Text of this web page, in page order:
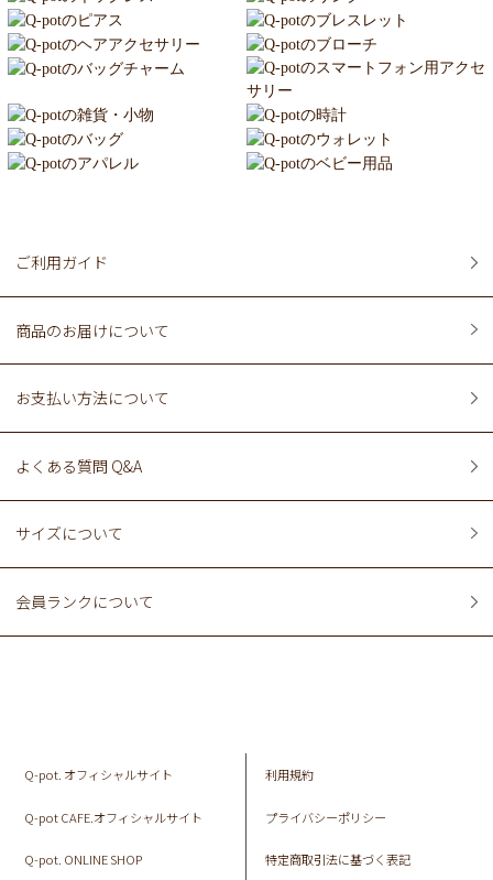
ご利用ガイド
商品のお届けについて
お支払い方法について
よくある質問 Q&A
サイズについて
会員ランクについて
Q-pot. オフィシャルサイト
Q-pot CAFE.オフィシャルサイト
Q-pot. ONLINE SHOP
利用規約
プライバシーポリシー
特定商取引法に基づく表記